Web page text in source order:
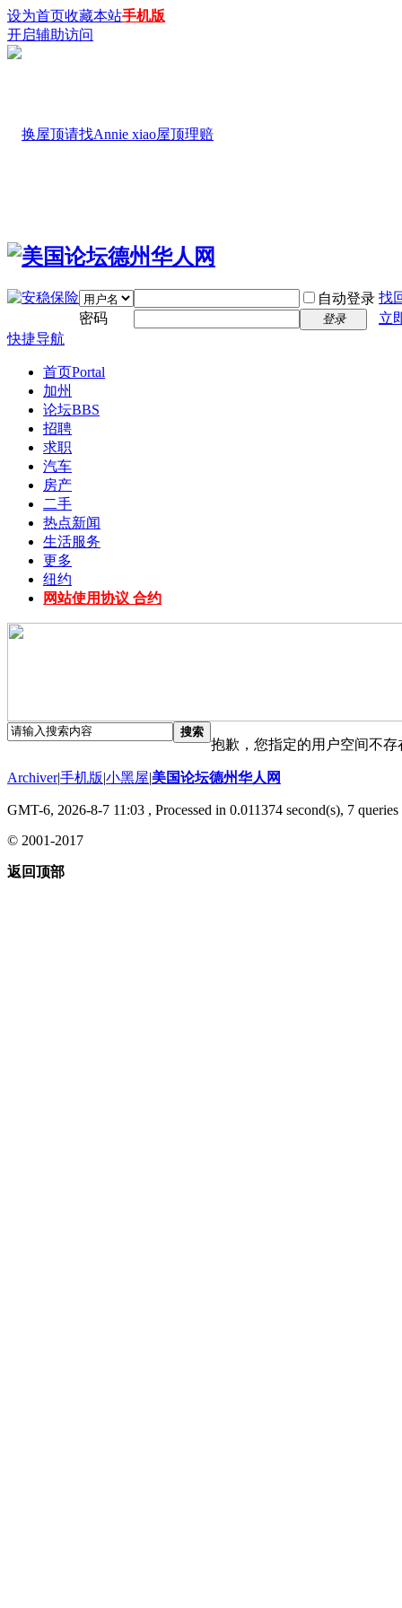
设为首页收藏本站手机版
开启辅助访问
自动登录 找
密码
登录
立
快捷导航
首页Portal
加州
论坛BBS
招聘
求职
汽车
房产
二手
热点新闻
生活服务
更多
纽约
网站使用协议 合约
搜索
抱歉，您指定的用户空间不存
Archiver|手机版|小黑屋|美国论坛德州华人网
GMT-6, 2026-8-7 11:03 , Processed in 0.011374 second(s), 7 queries
© 2001-2017
返回顶部